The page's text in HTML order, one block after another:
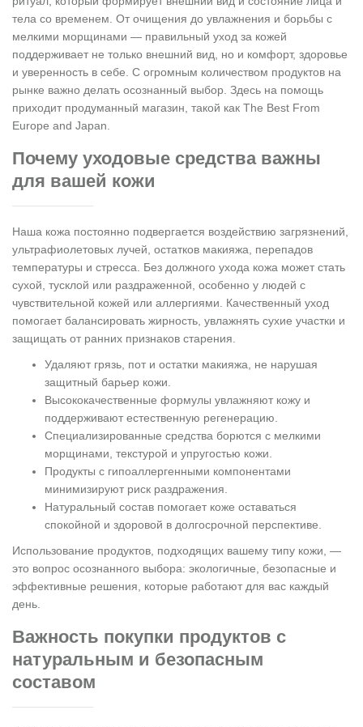
тела со временем. От очищения до увлажнения и борьбы с
мелкими морщинами — правильный уход за кожей
поддерживает не только внешний вид, но и комфорт, здоровье
и уверенность в себе. С огромным количеством продуктов на
рынке важно делать осознанный выбор. Здесь на помощь
приходит продуманный магазин, такой как The Best From
Europe and Japan.
Почему уходовые средства важны
для вашей кожи
Наша кожа постоянно подвергается воздействию загрязнений,
ультрафиолетовых лучей, остатков макияжа, перепадов
температуры и стресса. Без должного ухода кожа может стать
сухой, тусклой или раздраженной, особенно у людей с
чувствительной кожей или аллергиями. Качественный уход
помогает балансировать жирность, увлажнять сухие участки и
защищать от ранних признаков старения.
Удаляют грязь, пот и остатки макияжа, не нарушая
защитный барьер кожи.
Высококачественные формулы увлажняют кожу и
поддерживают естественную регенерацию.
Специализированные средства борются с мелкими
морщинами, текстурой и упругостью кожи.
Продукты с гипоаллергенными компонентами
минимизируют риск раздражения.
Натуральный состав помогает коже оставаться
спокойной и здоровой в долгосрочной перспективе.
Использование продуктов, подходящих вашему типу кожи, —
это вопрос осознанного выбора: экологичные, безопасные и
эффективные решения, которые работают для вас каждый
день.
Важность покупки продуктов с
натуральным и безопасным
составом